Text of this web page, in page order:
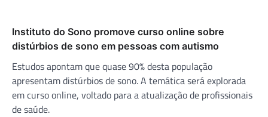
Instituto do Sono promove curso online sobre
distúrbios de sono em pessoas com autismo
Estudos apontam que quase 90% desta população
apresentam distúrbios de sono. A temática será explorada
em curso online, voltado para a atualização de profissionais
de saúde.